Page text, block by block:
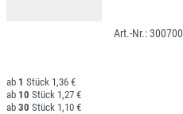
300700
1
1,36 €
10
1,27 €
30
1,10 €